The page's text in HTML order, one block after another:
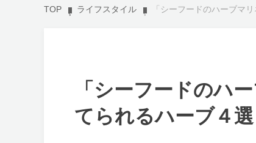
TOP ライフスタイル 「シーフードのハーブマ
「シーフードのハ
てられるハーブ４